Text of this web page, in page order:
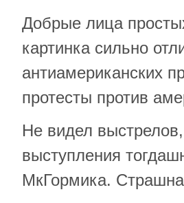
Добрые лица
картинка сильно
антиамериканских
протесты против
Не видел
выступления
МкГормика.